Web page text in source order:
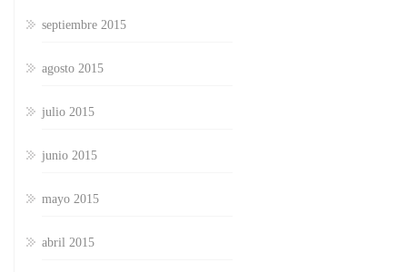
septiembre 2015
agosto 2015
julio 2015
junio 2015
mayo 2015
abril 2015